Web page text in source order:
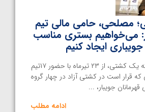
مصلحی، حامی مالی تیم
می‌خواهیم بستری مناسب
ایجاد کنیم
خانه کشتی- لیگ دسته یک کشتی، از ۲۳ تیرماه با حضور ۱۷تیم
قرار است در کشتی آزاد در چهار گروه
جویبار، ...
ادامه مطلب